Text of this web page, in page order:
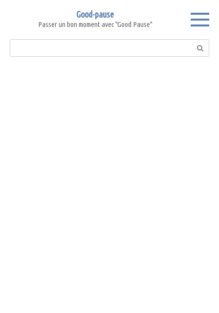
Good-pause
Passer un bon moment avec "Good Pause"
Search: